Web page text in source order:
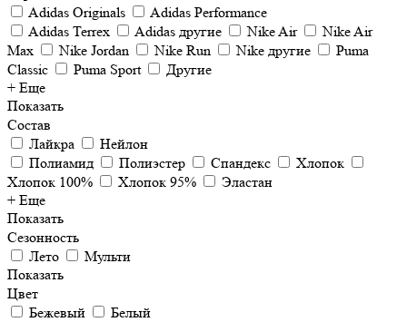
Adidas Originals
Adidas Performance
Adidas Terrex
Adidas другие Nike Air
Nike Air
Max
Nike Jordan Nike Run Nike другие
Puma
Classic
Puma Sport
Другие
+ Еще
Показать
Состав
Лайкра
Нейлон
Полиамид
Полиэстер Спандекс
Хлопок
Хлопок 100%
Хлопок 95%
Эластан
+ Еще
Показать
Сезонность
Лето
Мульти
Показать
Цвет
Бежевый
Белый